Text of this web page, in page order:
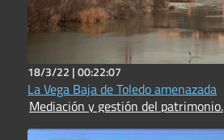
18/3/22 |00:22:07
La Vega Baja de Toledo amenazada
Mediación y gestión del patrimonio.